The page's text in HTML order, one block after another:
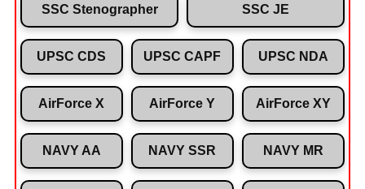
SSC Stenographer SSC JE
UPSC CDS UPSC CAPF UPSC NDA
AirForce X AirForce Y AirForce XY
NAVY AA NAVY SSR NAVY MR